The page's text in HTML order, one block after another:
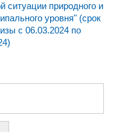
ситуации природного и
уровня" (срок
с 06.03.2024 по